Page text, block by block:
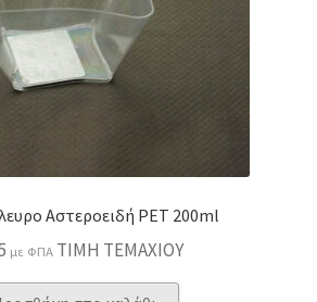
Αστεροειδή PET 200ml
με ΦΠΑ ΤΙΜΗ ΤΕΜΑΧΙΟΥ